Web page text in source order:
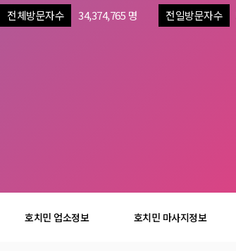
전체방문자수 34,374,765 명 전일방문자수
호치민 업소정보 호치민 마사지정보